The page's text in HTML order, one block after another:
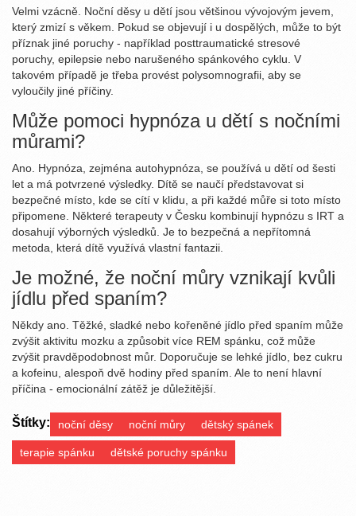
Velmi vzácně. Noční děsy u dětí jsou většinou vývojovým jevem,
který zmizí s věkem. Pokud se objevují i u dospělých, může to být
příznak jiné poruchy - například posttraumatické stresové
poruchy, epilepsie nebo narušeného spánkového cyklu. V
takovém případě je třeba provést polysomnografii, aby se
vyloučily jiné příčiny.
Může pomoci hypnóza u dětí s nočními
můrami?
Ano. Hypnóza, zejména autohypnóza, se používá u dětí od šesti
let a má potvrzené výsledky. Dítě se naučí představovat si
bezpečné místo, kde se cítí v klidu, a při každé můře si toto místo
připomene. Některé terapeuty v Česku kombinují hypnózu s IRT a
dosahují výborných výsledků. Je to bezpečná a nepřítomná
metoda, která dítě využívá vlastní fantazii.
Je možné, že noční můry vznikají kvůli
jídlu před spaním?
Někdy ano. Těžké, sladké nebo kořeněné jídlo před spaním může
zvýšit aktivitu mozku a způsobit více REM spánku, což může
zvýšit pravděpodobnost můr. Doporučuje se lehké jídlo, bez cukru
a kofeinu, alespoň dvě hodiny před spaním. Ale to není hlavní
příčina - emocionální zátěž je důležitější.
Štítky: noční děsy noční můry dětský spánek
terapie spánku dětské poruchy spánku